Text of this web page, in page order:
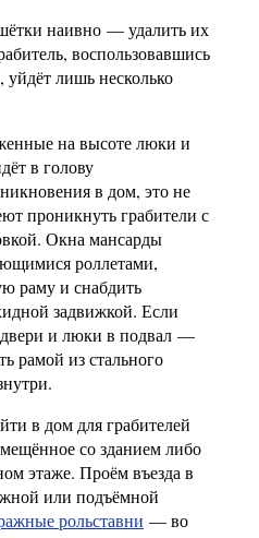
наивно — удалить их
воспользовавшись
лишь несколько
на высоте люки и
в голову
в дом, это не
проникнуть грабители с
Окна мансарды
роллетами,
раму и снабдить
задвижкой. Если
и люки в подвал —
рамой из стального
в дом для грабителей
со зданием либо
этаже. Проём въезда в
или подъёмной
рольставни — во